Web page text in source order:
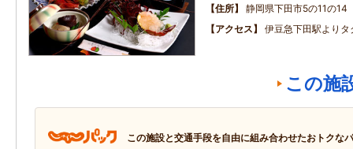
住所
静岡県下田市5の11の14
アクセス
伊豆急下田駅より
この施
この施設と交通手段を自由に組み合わせたおトクな